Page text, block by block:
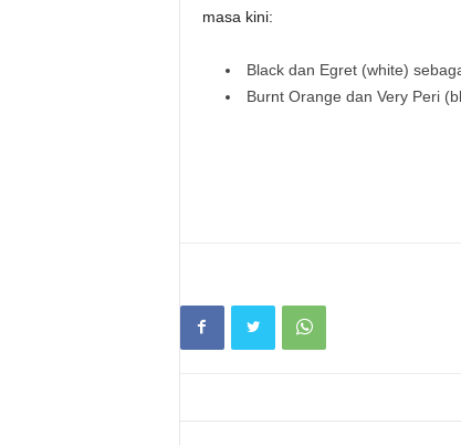
masa kini:
Black dan Egret (white)
Burnt Orange dan Very Peri